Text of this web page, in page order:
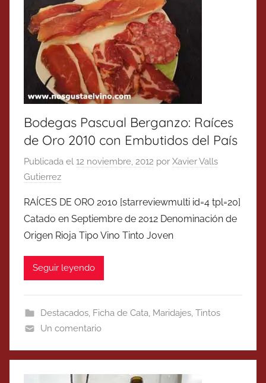
Bodegas Pascual Berganzo: Raíces
de Oro 2010 con Embutidos del País
Publicada el 12 noviembre, 2012 por Xavier Valls
Gutierrez
RAÍCES DE ORO 2010 [starreviewmulti id=4 tpl=20]
Catado en Septiembre de 2012 Denominación de
Origen Rioja Tipo Vino Tinto Joven
Seguir leyendo
Destacados, Ficha de Cata, Maridajes, Tintos
Un comentario